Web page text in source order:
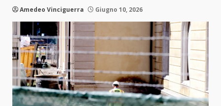
Amedeo Vinciguerra Giugno 10, 2026